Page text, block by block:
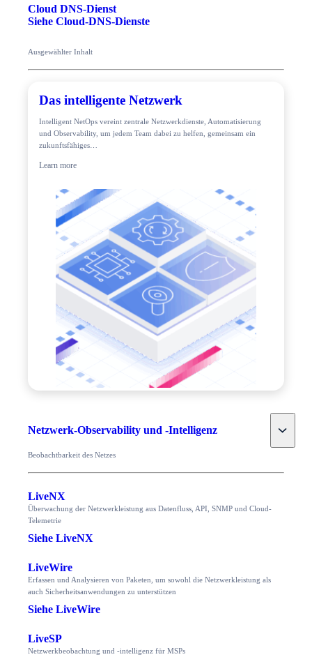
Cloud DNS-Dienst
Siehe Cloud-DNS-Dienste
Ausgewählter Inhalt
Das intelligente Netzwerk
Intelligent NetOps vereint zentrale Netzwerkdienste, Automatisierung
und Observability, um jedem Team dabei zu helfen, gemeinsam ein
zukunftsfähiges…
Learn more
Netzwerk-Observability und -Intelligenz Toggle
Beobachtbarkeit des Netzes
LiveNX
Überwachung der Netzwerkleistung aus Datenfluss, API, SNMP und Cloud-
Telemetrie
Siehe LiveNX
LiveWire
Erfassen und Analysieren von Paketen, um sowohl die Netzwerkleistung als
auch Sicherheitsanwendungen zu unterstützen
Siehe LiveWire
LiveSP
Netzwerkbeobachtung und -intelligenz für MSPs